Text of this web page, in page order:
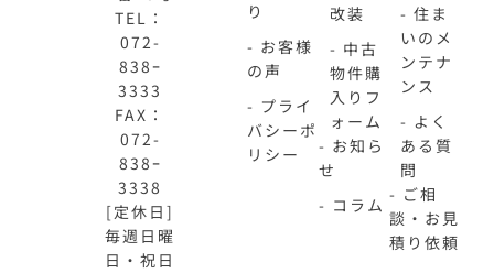
TEL：
072-
838ｰ
3333
FAX：
072-
838ｰ
3338
[定休日]
毎週日曜
日・祝日
り
- お客様
の声
- プライ
バシーポ
リシー
改装
- 中古
物件購
入りフ
ォーム
- お知ら
せ
- コラム
- 住ま
いのメ
ンテナ
ンス
- よく
ある質
問
- ご相
談・お見
積り依頼